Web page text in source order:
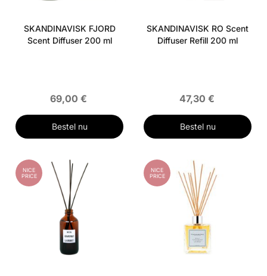
SKANDINAVISK FJORD
Scent Diffuser 200 ml
69,00 €
Bestel nu
SKANDINAVISK RO Scent
Diffuser Refill 200 ml
47,30 €
Bestel nu
NICE
PRICE
NICE
PRICE